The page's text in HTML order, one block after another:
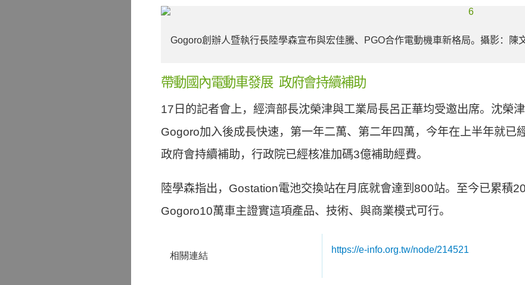
Gogoro創辦人暨執行長陸學森宣布與宏佳騰、PGO合作電動機車新格局。攝影：陳
帶動國內電動車發展 政府會持續補助
17日的記者會上，經濟部長沈榮津與工業局長呂正華均受邀出席。沈榮
Gogoro加入後成長快速，第一年二萬、第二年四萬，今年在上半年就已
政府會持續補助，行政院已經核准加碼3億補助經費。
陸學森指出，Gostation電池交換站在月底就會達到800站。至今已累積
Gogoro10萬車主證實這項產品、技術、與商業模式可行。
相關連結
https://e-info.org.tw/node/214521